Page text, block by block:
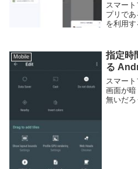
スマー
プリで
を利用
トを利
う。こ
ントを利
ルでア
Mobile
指定時
る
スマー
画面が
無いだ